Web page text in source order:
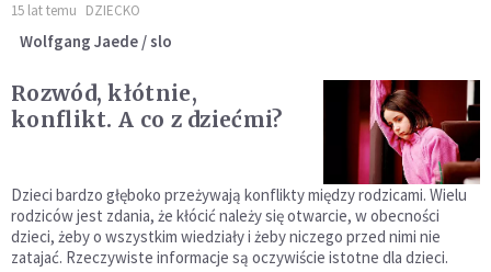
15 lat temu DZIECKO
Wolfgang Jaede / slo
Rozwód, kłótnie,
konflikt. A co z dziećmi?
Dzieci bardzo głęboko przeżywają konflikty między rodzicami. Wielu
rodziców jest zdania, że kłócić należy się otwarcie, w obecności
dzieci, żeby o wszystkim wiedziały i żeby niczego przed nimi nie
zatajać. Rzeczywiste informacje są oczywiście istotne dla dzieci.